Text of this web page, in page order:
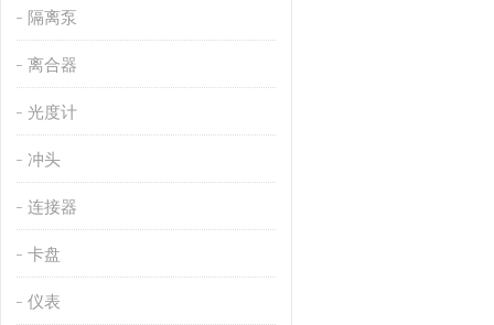
隔离泵
离合器
光度计
冲头
连接器
卡盘
仪表